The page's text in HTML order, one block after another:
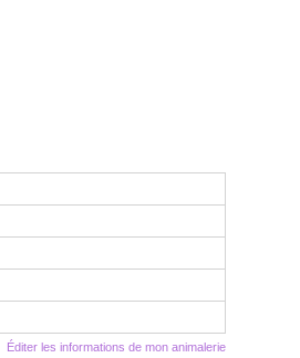
Éditer les informations de mon animalerie